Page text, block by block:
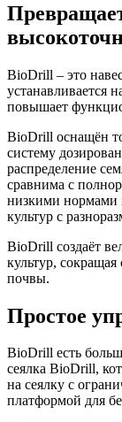
BioDrill – это
устанавливается
повышает
BioDrill оснащён
систему
распределение
сравнима с
низкими нормами
культур с
BioDrill создаёт
культур,
почвы.
Простое
BioDrill есть
сеялка BioDrill,
на сеялку с
платформой для